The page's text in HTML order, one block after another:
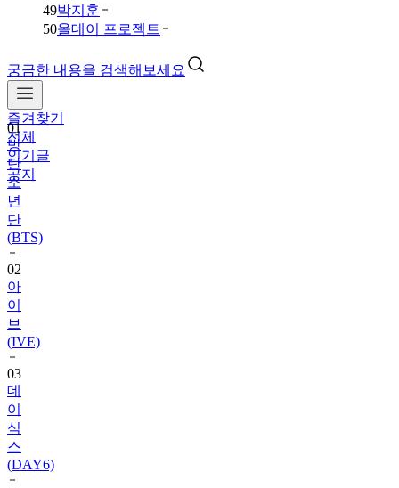
49박지훈
50올데이 프로젝트
궁금한 내용을 검색해보세요
즐겨찾기
전체
인기글
공지
01
방
탄
소
년
단
(BTS)
02
아
이
브
(IVE)
03
데
이
식
스
(DAY6)